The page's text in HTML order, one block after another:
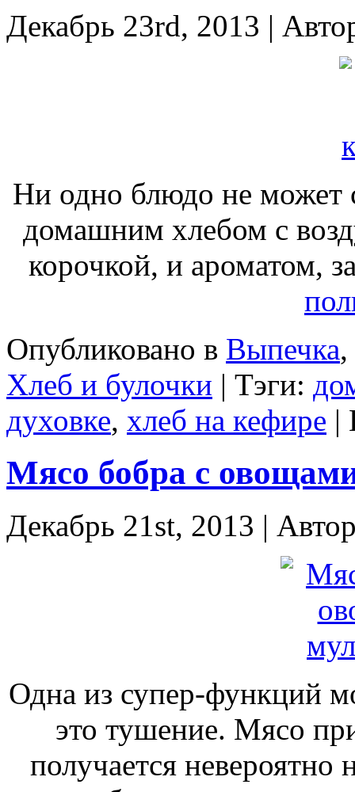
Декабрь 23rd, 2013 |
Ни одно блюдо не может
домашним хлебом с
корочкой, и ароматом,
Опубликовано в Выпечка,
Хлеб и булочки | Тэги:
духовке, хлеб на кефире |
Мясо бобра с
Декабрь 21st, 2013 |
Одна из супер-функций
это тушение. Мясо
получается